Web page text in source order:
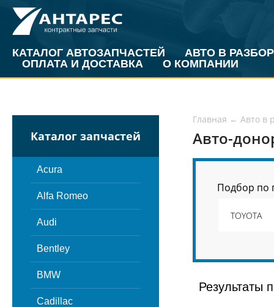
КАТАЛОГ АВТОЗАПЧАСТЕЙ
АВТО В РАЗБОР
ОПЛАТА И ДОСТАВКА
О КОМПАНИИ
Каталог запчастей
Acura
Alfa Romeo
Audi
Bentley
BMW
Cadillac
Главная ← Авто в
Авто-
Подбор по
Результаты